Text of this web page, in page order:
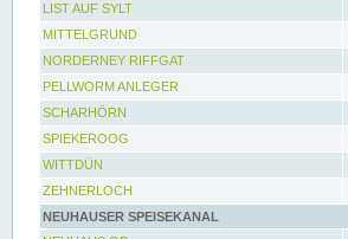
LIST AUF SYLT
MITTELGRUND
NORDERNEY RIFFGAT
PELLWORM ANLEGER
SCHARHÖRN
SPIEKEROOG
WITTDÜN
ZEHNERLOCH
NEUHAUSER SPEISEKANAL